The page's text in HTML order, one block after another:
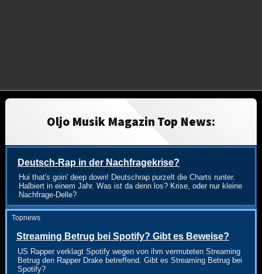
Oljo Musik Magazin Top News:
Deutsch-Rap in der Nachfragekrise?
Hui that's goin' deep down! Deutschrap purzelt die Charts runter.
Halbiert in einem Jahr. Was ist da denn los? Krise, oder nur kleine
Nachfrage-Delle?
Topnews
Streaming Betrug bei Spotify? Gibt es Beweise?
US Rapper verklagt Spotify wegen von ihm vermuteten Streaming
Betrug den Rapper Drake betreffend. Gibt es Streaming Betrug bei
Spotify?